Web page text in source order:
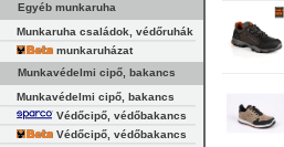
Egyéb munkaruha
Munkaruha családok, védőruhák
munkaruházat
Munkavédelmi cipő, bakancs
Munkavédelmi cipő, bakancs
Védőcipő, védőbakancs
Védőcipő, védőbakancs